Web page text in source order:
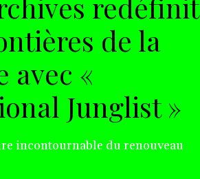
redéfinit
de la
avec «
Junglist »